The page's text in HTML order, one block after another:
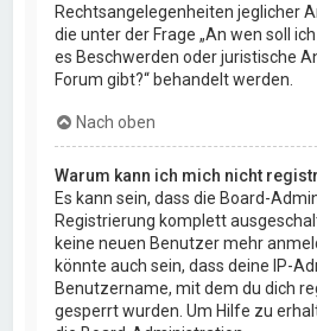
Rechtsangelegenheiten jeglicher
die unter der Frage „An wen soll
es Beschwerden oder juristische
Forum gibt?“ behandelt werden.
Nach oben
Warum kann ich mich nicht
Es kann sein, dass die Board-
Registrierung komplett
keine neuen Benutzer mehr
könnte auch sein, dass deine IP-
Benutzername, mit dem du dich
gesperrt wurden. Um Hilfe zu